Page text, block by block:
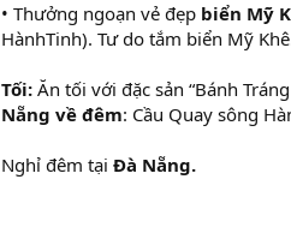
• Thưởng ngoạn vẻ đẹp biển Mỹ
HànhTinh). Tư do tắm biển Mỹ
Tối: Ăn tối với đặc sản “Bánh
Nẵng về đêm: Cầu Quay sông
Nghỉ đêm tại Đà Nẵng.